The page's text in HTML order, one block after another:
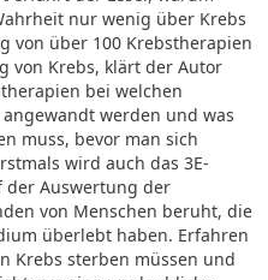
nur wenig über Krebs
von über 100 Krebstherapien
von Krebs, klärt der Autor
bei welchen
werden und was
muss, bevor man sich
wird auch das 3E-
der Auswertung der
von Menschen beruht, die
überlebt haben. Erfahren
Krebs sterben müssen und